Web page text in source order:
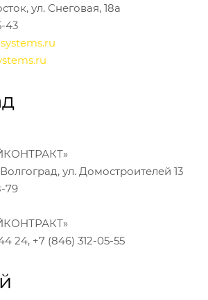
ул. Снеговая, 18а
43
ул. Домостроителей 13
79
24, +7 (846) 312-05-55